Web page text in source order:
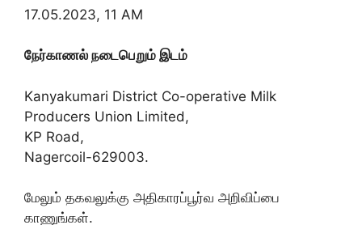
17.05.2023, 11 AM
நேர்காணல் நடைபெறும் இடம்
Kanyakumari District Co-operative Milk
Producers Union Limited,
KP Road,
Nagercoil-629003.
மேலும் தகவலுக்கு அதிகாரப்பூர்வ அறிவிப்பை
காணுங்கள்.